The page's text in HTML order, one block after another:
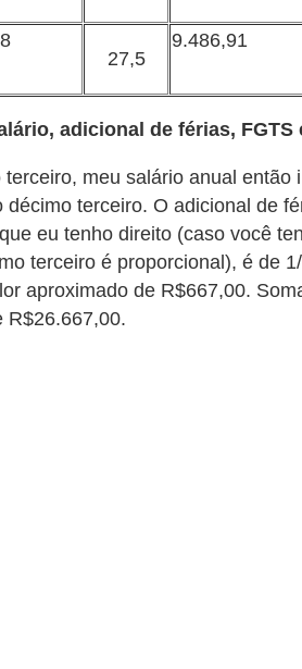
27,5
9.486,91
adicional de férias, FGTS
meu salário anual então
décimo terceiro. O adicional de
eu tenho direito (caso você
terceiro é proporcional), é de
aproximado de R$667,00.
R$26.667,00.